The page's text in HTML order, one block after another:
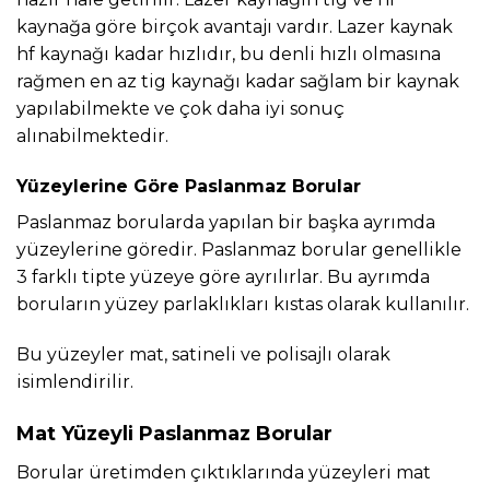
kaynağa göre birçok avantajı vardır. Lazer kaynak
hf kaynağı kadar hızlıdır, bu denli hızlı olmasına
rağmen en az tig kaynağı kadar sağlam bir kaynak
yapılabilmekte ve çok daha iyi sonuç
alınabilmektedir.
Yüzeylerine Göre Paslanmaz Borular
Paslanmaz borularda yapılan bir başka ayrımda
yüzeylerine göredir. Paslanmaz borular genellikle
3 farklı tipte yüzeye göre ayrılırlar. Bu ayrımda
boruların yüzey parlaklıkları kıstas olarak kullanılır.
Bu yüzeyler mat, satineli ve polisajlı olarak
isimlendirilir.
Mat Yüzeyli Paslanmaz Borular
Borular üretimden çıktıklarında yüzeyleri mat